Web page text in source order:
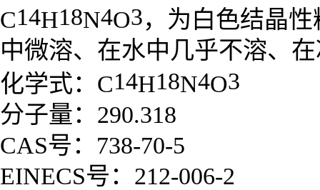
C14H18N4O3，为白色结晶
中微溶、在水中几乎不溶、
化学式：C14H18N4O3
分子量：290.318
CAS号：738-70-5
EINECS号：212-006-2